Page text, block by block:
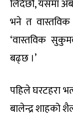
लिँदैछौ, यसमा
भने त वास्तविक
‘वास्तविक
बढ्छ ।’
पहिले घरटहरा
बालेन्द्र शाहको